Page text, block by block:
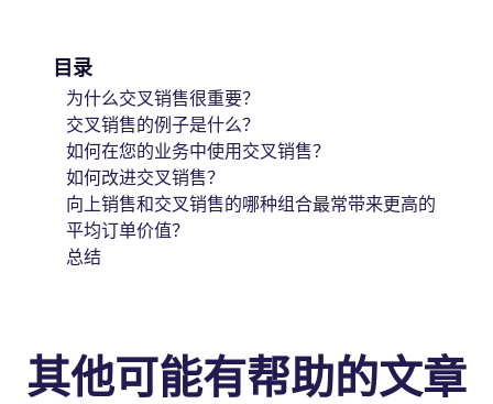
目录
为什么交叉销售很重要？
交叉销售的例子是什么？
如何在您的业务中使用交叉销售？
如何改进交叉销售？
向上销售和交叉销售的哪种组合最常带来更高的
平均订单价值？
总结
其他可能有帮助的文章